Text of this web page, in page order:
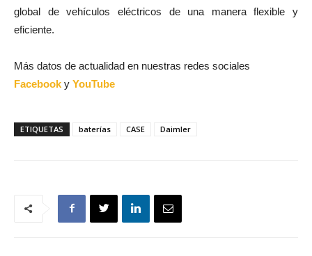
global de vehículos eléctricos de una manera flexible y
eficiente.
Más datos de actualidad en nuestras redes sociales
Facebook y YouTube
ETIQUETAS baterías CASE Daimler